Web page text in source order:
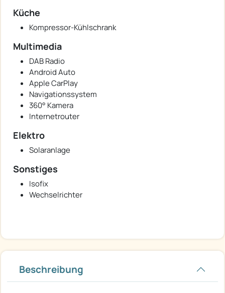
Küche
Kompressor-Kühlschrank
Multimedia
DAB Radio
Android Auto
Apple CarPlay
Navigationssystem
360° Kamera
Internetrouter
Elektro
Solaranlage
Sonstiges
Isofix
Wechselrichter
Beschreibung